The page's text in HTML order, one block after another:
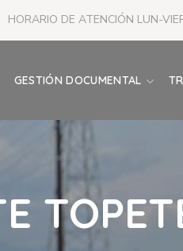
HORARIO DE ATENCIÓN LUN-
GESTIÓN DOCUMENTAL